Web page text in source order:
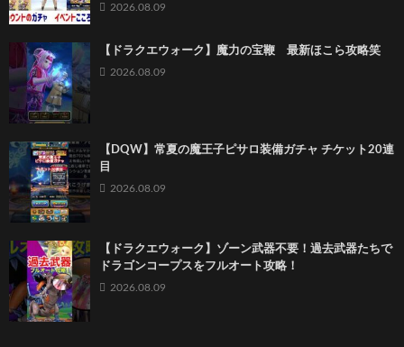
2026.08.09
【ドラクエウォーク】魔力の宝鞭 最新ほこら攻略笑
2026.08.09
【DQW】常夏の魔王子ピサロ装備ガチャ チケット20連
目
2026.08.09
【ドラクエウォーク】ゾーン武器不要！過去武器たちで
ドラゴンコープスをフルオート攻略！
2026.08.09